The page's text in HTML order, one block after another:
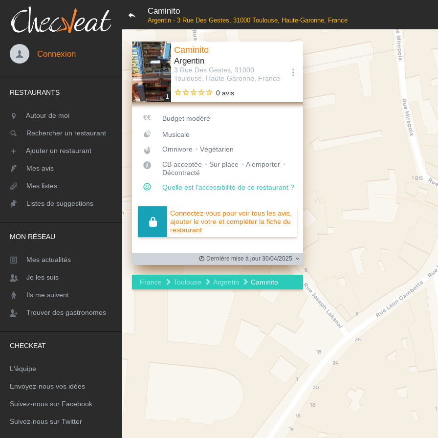
Caminito
Argentin - 3 Rue Des Gestes, 31000 Toulouse, Haute-Garonne, France
Connexion
RESTAURANTS
Autour de moi
Rechercher un restaurant
Ajouter un restaurant
Mes avis
Mes listes
Listes de suggestions
MON RÉSEAU
Mes actualités
Je les suis
Ils me suivent
Trouver des gastronomes
CHECKEAT
L'équipe
Envoyez-nous vos idées
Suivez-nous sur Facebook
Suivez-nous sur Twitter
1
Caminito
Argentin
3 Rue Des Gestes, 31000
Toulouse, Haute-Garonne, France
0 avis
Budget modéré
Musicale
Omnivore
Végétarien
CB acceptée
Sur place
A emporter
Décontracté
Quelle est l'accessibilité de ce restaurant ?
Connectez-vous pour voir tous les avis,
ajouter le votre et compléter la fiche du
restaurant
Dernière mise à jour 30/04/2025
France Toulouse Argentin Caminito